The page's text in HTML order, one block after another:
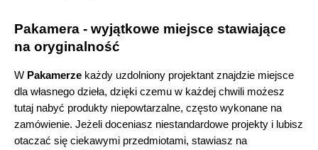
Pakamera - wyjątkowe miejsce stawiające
na oryginalność
W Pakamerze każdy uzdolniony projektant znajdzie miejsce
dla własnego dzieła, dzięki czemu w każdej chwili możesz
tutaj nabyć produkty niepowtarzalne, często wykonane na
zamówienie. Jeżeli doceniasz niestandardowe projekty i lubisz
otaczać się ciekawymi przedmiotami, stawiasz na